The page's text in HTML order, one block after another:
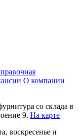
О компании
со склада в
9. На карте
воскресенье и